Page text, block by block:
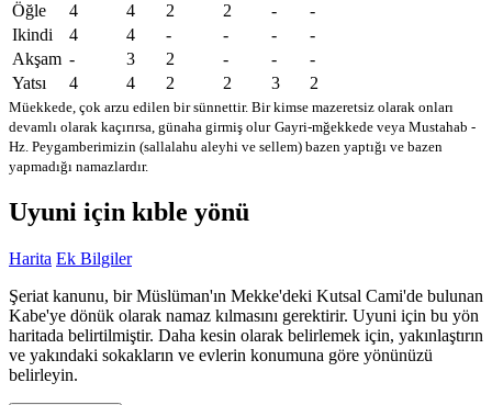
Öğle
4 4 2 2 -
-
Ikindi
4 4 - - -
-
Akşam - 3 2 - -
-
Yatsı
4 4 2 2 3 2
Müekkede, çok arzu edilen bir sünnettir. Bir kimse mazeretsiz olarak onları
devamlı olarak kaçırırsa, günaha girmiş olur Gayri-mğekkede veya Mustahab -
Hz. Peygamberimizin (sallalahu aleyhi ve sellem) bazen yaptığı ve bazen
yapmadığı namazlardır.
Uyuni için kıble yönü
Harita Ek Bilgiler
Şeriat kanunu, bir Müslüman'ın Mekke'deki Kutsal Cami'de bulunan
Kabe'ye dönük olarak namaz kılmasını gerektirir. Uyuni için bu yön
haritada belirtilmiştir. Daha kesin olarak belirlemek için, yakınlaştırın
ve yakındaki sokakların ve evlerin konumuna göre yönünüzü
belirleyin.